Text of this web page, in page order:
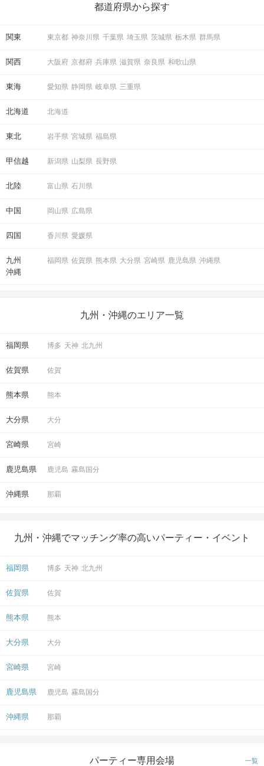
「もう一度お話したいです」と
事前に気持ちを伝えることで
STEP4 マッチング投票＆連絡先送信タイム
アピールタイムの「いいね」も参考にして
パーティー終了まで利用可能。
STEP5 結果発表
ドキドキの結果は個別に発表！
マッチングしたお相手とお席で再会♡
お話しの続きをお楽しみください。
アクセス
の楽しいことアイデアを集めました♪ いままさに楽しいことを探し
都道府県から探す
関東 東京都 神奈川県 千葉県 埼玉県 茨城県 栃木県 群馬県
関西 大阪府 京都府 兵庫県 滋賀県 奈良県 和歌山県
東海 愛知県 静岡県 岐阜県 三重県
北海道 北海道
東北 岩手県 宮城県 福島県
甲信越 新潟県 山梨県 長野県
北陸 富山県 石川県
中国 岡山県 広島県
四国 香川県 愛媛県
九州
沖縄
福岡県 佐賀県 熊本県 大分県 宮崎県 鹿児島県 沖縄県
九州・沖縄のエリア一覧
福岡県 博多 天神 北九州
佐賀県 佐賀
熊本県 熊本
大分県 大分
宮崎県 宮崎
鹿児島県 鹿児島 霧島国分
沖縄県 那覇
九州・沖縄でマッチング率の高いパーティー・イベント
福岡県 博多 天神 北九州
佐賀県 佐賀
熊本県 熊本
大分県 大分
宮崎県 宮崎
鹿児島県 鹿児島 霧島国分
沖縄県 那覇
パーティー専用会場 一覧